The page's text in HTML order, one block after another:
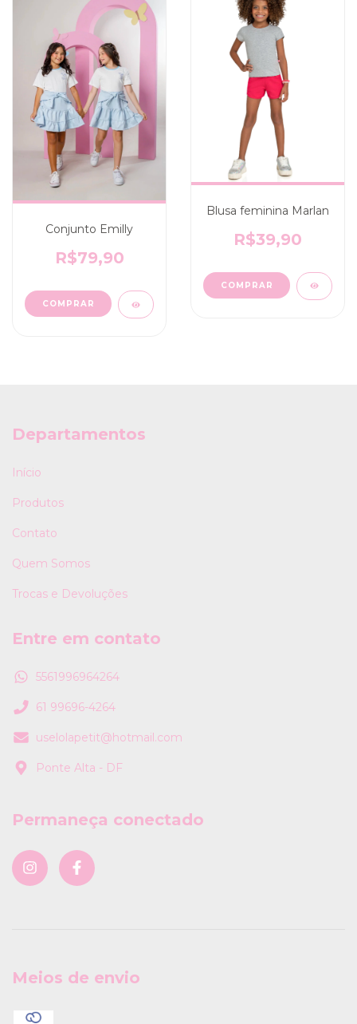
Conjunto Emilly
R$79,90
COMPRAR
Blusa feminina Marlan
R$39,90
COMPRAR
Departamentos
Início
Produtos
Contato
Quem Somos
Trocas e Devoluções
Entre em contato
5561996964264
61 99696-4264
uselolapetit@hotmail.com
Ponte Alta - DF
Permaneça conectado
Meios de envio